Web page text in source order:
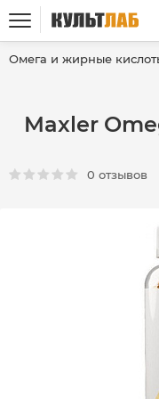
Омега и жирные
Maxler
0 отзывов